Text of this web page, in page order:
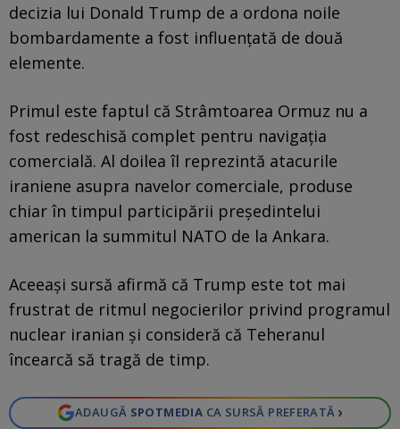
decizia lui Donald Trump de a ordona noile
bombardamente a fost influențată de două
elemente.
Primul este faptul că Strâmtoarea Ormuz nu a
fost redeschisă complet pentru navigația
comercială. Al doilea îl reprezintă atacurile
iraniene asupra navelor comerciale, produse
chiar în timpul participării președintelui
american la summitul NATO de la Ankara.
Aceeași sursă afirmă că Trump este tot mai
frustrat de ritmul negocierilor privind programul
nuclear iranian și consideră că Teheranul
încearcă să tragă de timp.
ADAUGĂ SPOTMEDIA CA SURSĂ PREFERATĂ ›